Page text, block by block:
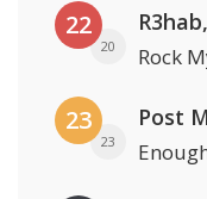
22
20 Rock
23
23
Post